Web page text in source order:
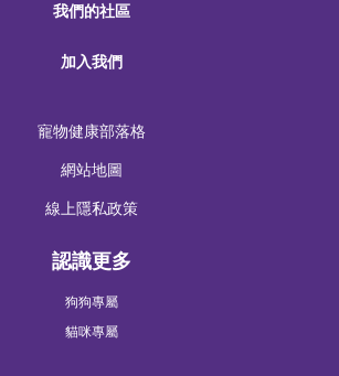
我們的社區
加入我們
寵物健康部落格
網站地圖
線上隱私政策
認識更多
狗狗專屬
貓咪專屬